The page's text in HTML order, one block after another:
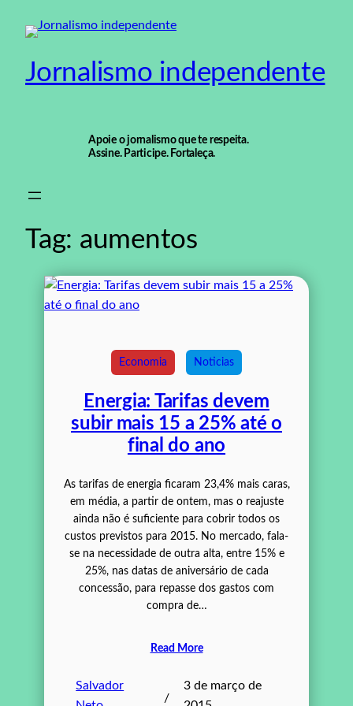
para
conteúdo
Jornalismo independente
Apoie o jornalismo que te respeita.
Assine. Participe. Fortaleça.
Tag: aumentos
Economia Noticias
Energia: Tarifas devem
subir mais 15 a 25% até o
final do ano
As tarifas de energia ficaram 23,4% mais caras,
em média, a partir de ontem, mas o reajuste
ainda não é suficiente para cobrir todos os
custos previstos para 2015. No mercado, fala-
se na necessidade de outra alta, entre 15% e
25%, nas datas de aniversário de cada
concessão, para repasse dos gastos com
compra de…
Read More
Salvador
/
3 de março de